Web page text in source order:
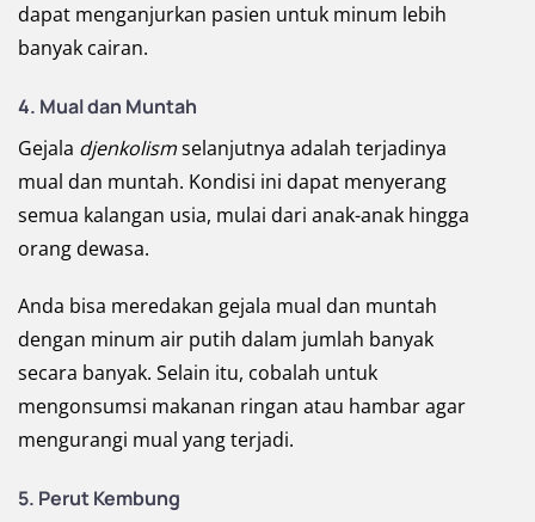
dapat menganjurkan pasien untuk minum lebih
banyak cairan.
4. Mual dan Muntah
Gejala djenkolismselanjutnya adalah terjadinya
mual dan muntah. Kondisi ini dapat menyerang
semua kalangan usia, mulai dari anak-anak hingga
orang dewasa.
Anda bisa meredakan gejala mual dan muntah
dengan minum air putih dalam jumlah banyak
secara banyak. Selain itu, cobalah untuk
mengonsumsi makanan ringan atau hambar agar
mengurangi mual yang terjadi.
5. Perut Kembung